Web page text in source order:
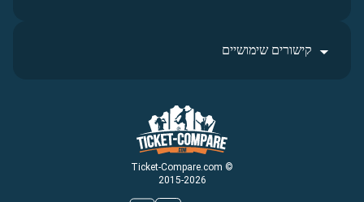
© Ticket-Compare.com
2015-2026
קישורים שימושיים